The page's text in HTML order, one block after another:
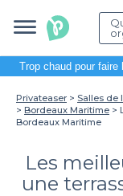
Trop chaud pour faire
Privateaser Salles de
Bordeaux Maritime
Bordeaux Maritime
Les
une